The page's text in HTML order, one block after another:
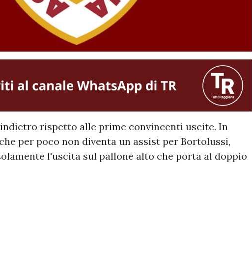
rispetto alle prime convincenti uscite. In
per poco non diventa un assist per Bortolussi,
l'uscita sul pallone alto che porta al doppio